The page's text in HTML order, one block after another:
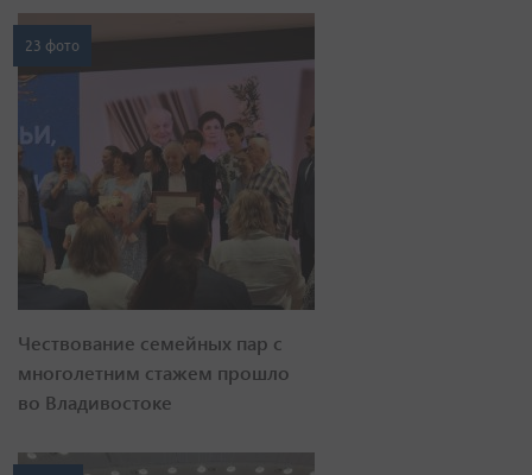
23 фото
Чествование семейных пар с
многолетним стажем прошло
во Владивостоке